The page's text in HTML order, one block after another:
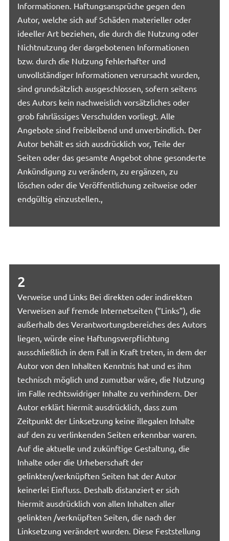
Informationen. Haftungsansprüche gegen den
Autor, welche sich auf Schäden materieller oder
ideeller Art beziehen, die durch die Nutzung oder
Nichtnutzung der dargebotenen Informationen
bzw. durch die Nutzung fehlerhafter und
unvollständiger Informationen verursacht wurden,
sind grundsätzlich ausgeschlossen, sofern seitens
des Autors kein nachweislich vorsätzliches oder
grob fahrlässiges Verschulden vorliegt. Alle
Angebote sind freibleibend und unverbindlich. Der
Autor behält es sich ausdrücklich vor, Teile der
Seiten oder das gesamte Angebot ohne gesonderte
Ankündigung zu verändern, zu ergänzen, zu
löschen oder die Veröffentlichung zeitweise oder
endgültig einzustellen.,
2
Verweise und Links Bei direkten oder indirekten
Verweisen auf fremde Internetseiten (“Links”), die
außerhalb des Verantwortungsbereiches des Autors
liegen, würde eine Haftungsverpflichtung
ausschließlich in dem Fall in Kraft treten, in dem der
Autor von den Inhalten Kenntnis hat und es ihm
technisch möglich und zumutbar wäre, die Nutzung
im Falle rechtswidriger Inhalte zu verhindern. Der
Autor erklärt hiermit ausdrücklich, dass zum
Zeitpunkt der Linksetzung keine illegalen Inhalte
auf den zu verlinkenden Seiten erkennbar waren.
Auf die aktuelle und zukünftige Gestaltung, die
Inhalte oder die Urheberschaft der
gelinkten/verknüpften Seiten hat der Autor
keinerlei Einfluss. Deshalb distanziert er sich
hiermit ausdrücklich von allen Inhalten aller
gelinkten /verknüpften Seiten, die nach der
Linksetzung verändert wurden. Diese Feststellung